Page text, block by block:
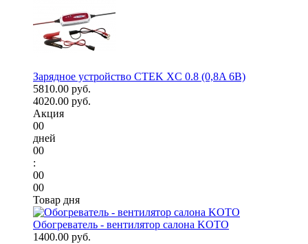
Зарядное устройство CTEK XC 0.8 (0,8A 6В)
5810.00 руб.
4020.00 руб.
Акция
00
дней
00
:
00
00
Товар дня
Обогреватель - вентилятор салона KOTO
1400.00 руб.